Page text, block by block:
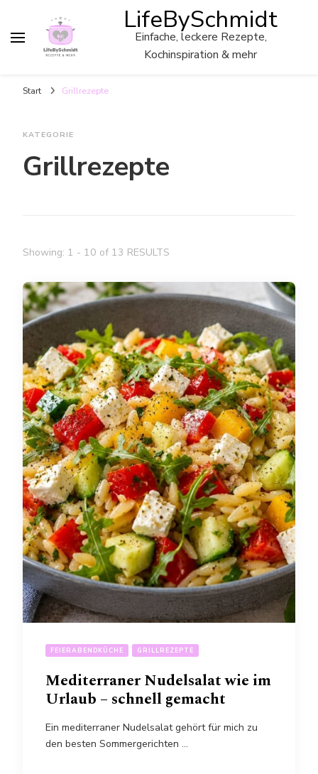
LifeBySchmidt
Einfache, leckere Rezepte,
Kochinspiration & mehr
Start Grillrezepte
KATEGORIE
Grillrezepte
Showing: 1 - 10 of 13 RESULTS
FEIERABENDKÜCHE GRILLREZEPTE
Mediterraner Nudelsalat wie im
Urlaub – schnell gemacht
Ein mediterraner Nudelsalat gehört für mich zu
den besten Sommergerichten …